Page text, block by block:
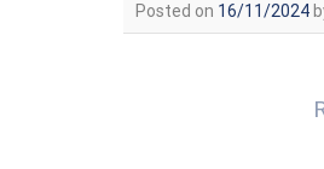
Posted on 16/11/2024